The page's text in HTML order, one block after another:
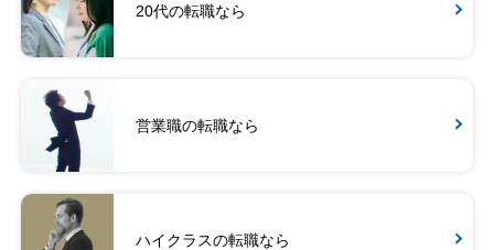
20代の転職なら
営業職の転職なら
ハイクラスの転職なら